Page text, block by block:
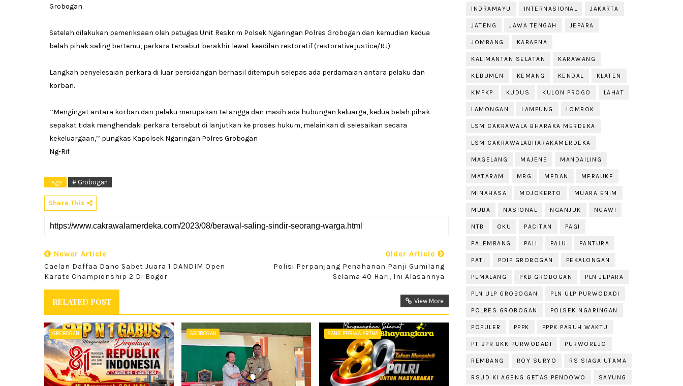
Grobogan.
Setelah dilakukan pemeriksaan oleh petugas Unit Reskrim Polsek Ngaringan Polres Grobogan dan kemudian kedua
belah pihak saling bertemu, perkara tersebut berakhir lewat keadilan restoratif (restorative justice/RJ).
Langkah penyelesaian perkara di luar persidangan berhasil ditempuh selepas ada perdamaian antara pelaku dan
korban.
‘’Mengingat antara korban dan pelaku merupakan tetangga dan masih ada hubungan keluarga, kedua belah pihak
sepakat tidak menghendaki perkara tersebut di lanjutkan ke proses hukum, melainkan di selesaikan secara
kekeluargaan,’’ pungkas Kapolsek Ngaringan Polres Grobogan
Ng-Rif
Tags # Grobogan
Share This
Newer Article
Caelan Daffaa Dano Sabet Juara 1 DANDIM Open
Karate Championship 2 Di Bogor
Older Article
Polisi Perpanjang Penahanan Panji Gumilang
Selama 40 Hari, Ini Alasannya
RELATED POST View More
GROBOGAN GROBOGAN BANK PURWA ARTHA
INDRAMAYU INTERNASIONAL JAKARTA
JATENG JAWA TENGAH JEPARA
JOMBANG KABAENA
KALIMANTAN SELATAN KARAWANG
KEBUMEN KEMANG KENDAL KLATEN
KMPKP KUDUS KULON PROGO LAHAT
LAMONGAN LAMPUNG LOMBOK
LSM CAKRAWALA BHARAKA MERDEKA
LSM CAKRAWALABHARAKAMERDEKA
MAGELANG MAJENE MANDAILING
MATARAM MBG MEDAN MERAUKE
MINAHASA MOJOKERTO MUARA ENIM
MUBA NASIONAL NGANJUK NGAWI
NTB OKU PACITAN PAGI
PALEMBANG PALI PALU PANTURA
PATI PDIP GROBOGAN PEKALONGAN
PEMALANG PKB GROBOGAN PLN JEPARA
PLN ULP GROBOGAN PLN ULP PURWODADI
POLRES GROBOGAN POLSEK NGARINGAN
POPULER PPPK PPPK PARUH WAKTU
PT BPR BKK PURWODADI PURWOREJO
REMBANG ROY SURYO RS SIAGA UTAMA
RSUD KI AGENG GETAS PENDOWO SAYUNG